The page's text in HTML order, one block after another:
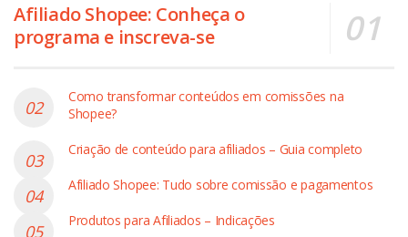
Afiliado Shopee: Conheça o
programa e inscreva-se
Como transformar conteúdos em comissões na
Shopee?
Criação de conteúdo para afiliados – Guia completo
Afiliado Shopee: Tudo sobre comissão e pagamentos
Produtos para Afiliados – Indicações